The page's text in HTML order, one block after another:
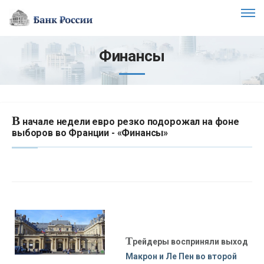
Финансы
Вначале недели евро резко подорожал на фоне
выборов во Франции - «Финансы»
Трейдеры восприняли выход
Макрон и Ле Пен во второй